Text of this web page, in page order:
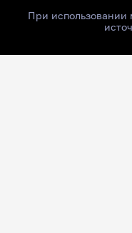
При использовании